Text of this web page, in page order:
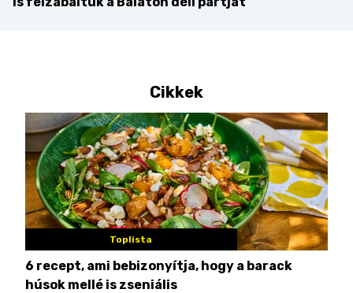
Cikkek
Toplista
6 recept, ami bebizonyítja, hogy a barack
húsok mellé is zseniális